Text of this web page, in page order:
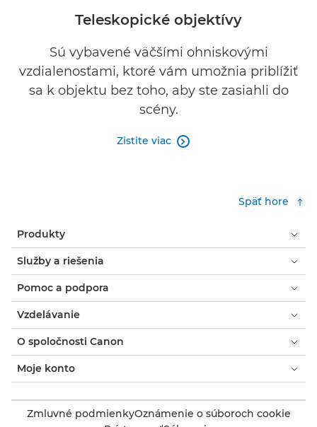
Teleskopické objektívy
Sú vybavené väčšími ohniskovými
vzdialenosťami, ktoré vám umožnia priblížiť
sa k objektu bez toho, aby ste zasiahli do
scény.
Zistite viac 
Späť hore
Produkty
Služby a riešenia
Pomoc a podpora
Vzdelávanie
O spoločnosti Canon
Moje konto
Zmluvné podmienkyOznámenie o súboroch cookie